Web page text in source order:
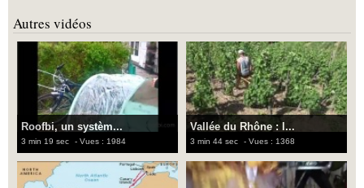
Autres vidéos
Roofbi, un systèm...
3 min 19 sec - Vues : 1984
Vallée du Rhône : l...
3 min 44 sec - Vues : 1368